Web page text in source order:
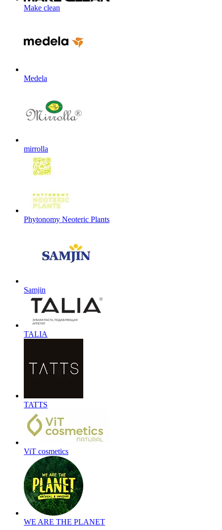
Make clean
Medela
mirrolla
Phytonomy Neoteric Plants
Samjin
TALIA
TATTS
ViT cosmetics
WE ARE THE PLANET